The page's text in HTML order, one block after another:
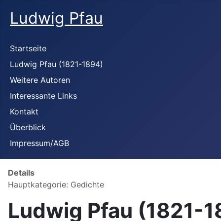
Ludwig Pfau
Startseite
Ludwig Pfau (1821-1894)
Weitere Autoren
Interessante Links
Kontakt
Überblick
Impressum/AGB
Details
Hauptkategorie: Gedichte
Ludwig Pfau (1821-